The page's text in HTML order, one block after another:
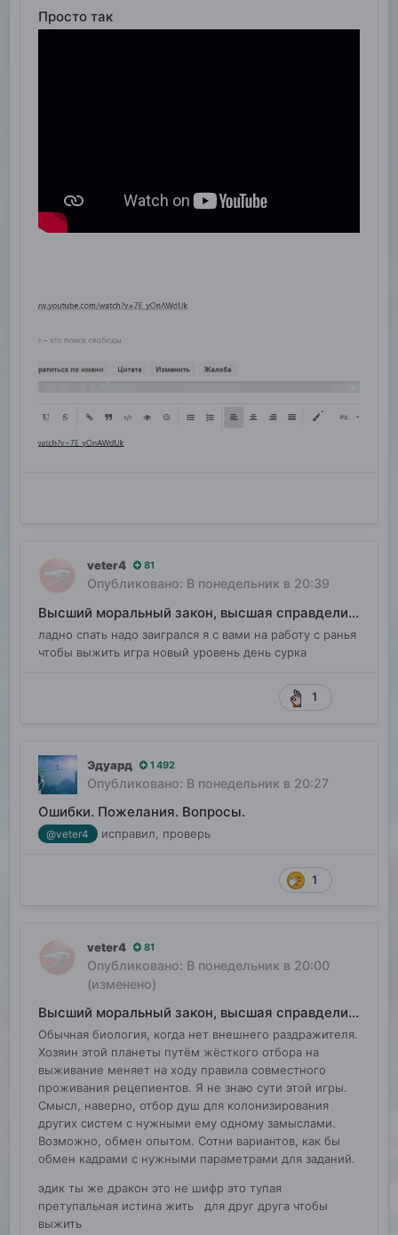
Просто так
veter4 81
Опубликовано: В понедельник в 20:39
Высший моральный закон, высшая справделивость
ладно спать надо заигрался я с вами на работу с ранья
чтобы выжить игра новый уровень день сурка
1
Эдуард 1 492
Опубликовано: В понедельник в 20:27
Ошибки. Пожелания. Вопросы.
@veter4 исправил, проверь
1
veter4 81
Опубликовано: В понедельник в 20:00
(изменено)
Высший моральный закон, высшая справделивость
Обычная биология, когда нет внешнего раздражителя.
Хозяин этой планеты путём жёсткого отбора на
выживание меняет на ходу правила совместного
проживания рецепиентов. Я не знаю сути этой игры.
Смысл, наверно, отбор душ для колонизирования
других систем с нужными ему одному замыслами.
Возможно, обмен опытом. Сотни вариантов, как бы
обмен кадрами с нужными параметрами для заданий.
эдик ты же дракон это не шифр это тупая
претупальная истина жить для друг друга чтобы
выжить